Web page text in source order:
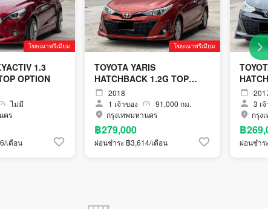
โฆษณาพรีเมียม
1.3
OPTION
ไม่มี
คร
เดือน
โฆษณาพรีเมียม
TOYOTA YARIS
HATCHBACK 1.2G TOP
OPTION
2018
1 เจ้าของ
91,000 กม.
กรุงเทพมหานคร
฿279,000
ผ่อนชำระ ฿3,614/เดือน
3 เ
กรุง
฿
ผ่อนชำร